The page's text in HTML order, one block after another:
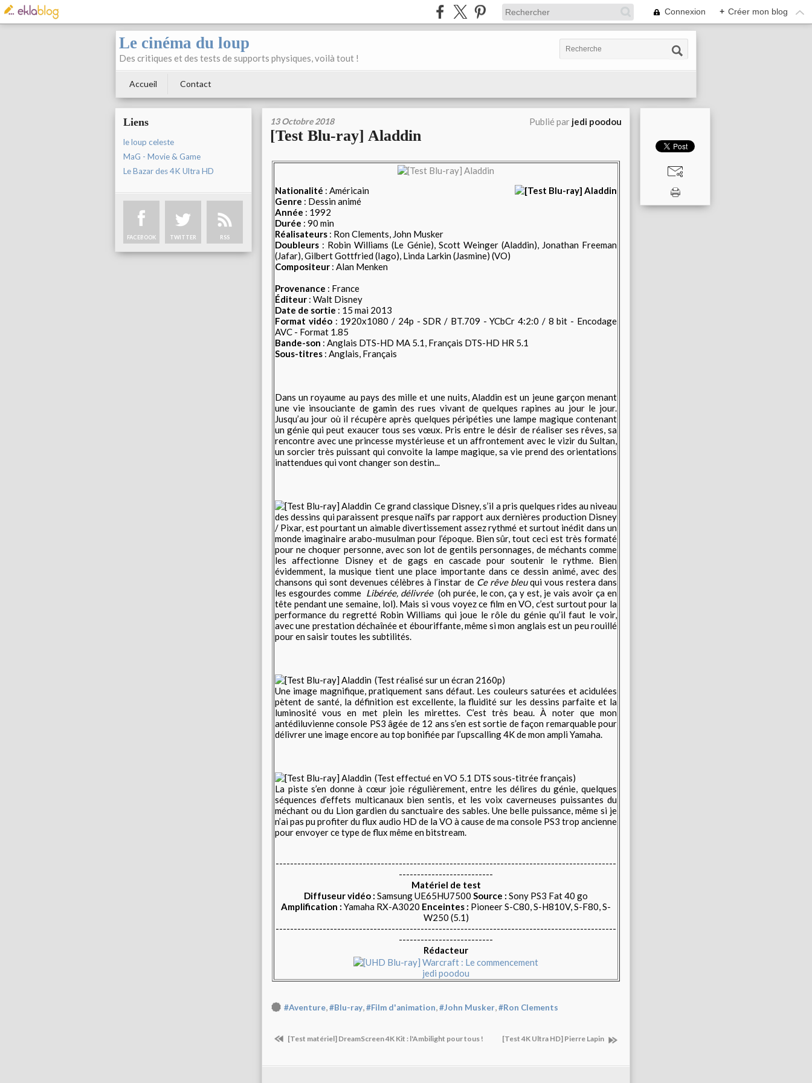
Connexion + Créer mon blog
Le cinéma du loup
Des critiques et des tests de supports physiques, voilà tout !
Accueil Contact
Liens
le loup celeste
MaG - Movie & Game
Le Bazar des 4K Ultra HD
FACEBOOK TWITTER RSS
13 Octobre 2018 Publié par jedi poodou
[Test Blu-ray] Aladdin
Nationalité : Américain
Genre : Dessin animé
Année : 1992
Durée : 90 min
Réalisateurs : Ron Clements, John Musker
Doubleurs : Robin Williams (Le Génie), Scott Weinger (Aladdin), Jonathan Freeman
(Jafar), Gilbert Gottfried (Iago), Linda Larkin (Jasmine) (VO)
Compositeur : Alan Menken
Provenance : France
Éditeur : Walt Disney
Date de sortie : 15 mai 2013
Format vidéo: 1920x1080 / 24p - SDR / BT.709 - YCbCr 4:2:0 / 8 bit - Encodage
AVC - Format 1.85
Bande-son : Anglais DTS-HD MA 5.1, Français DTS-HD HR 5.1
Sous-titres : Anglais, Français
Dans un royaume au pays des mille et une nuits, Aladdin est un jeune garçon menant
une vie insouciante de gamin des rues vivant de quelques rapines au jour le jour.
Jusqu’au jour où il récupère après quelques péripéties une lampe magique contenant
un génie qui peut exaucer tous ses vœux. Pris entre le désir de réaliser ses rêves, sa
rencontre avec une princesse mystérieuse et un affrontement avec le vizir du Sultan,
un sorcier très puissant qui convoite la lampe magique, sa vie prend des orientations
inattendues qui vont changer son destin...
Ce grand classique Disney, s’il a pris quelques rides au niveau
des dessins qui paraissent presque naïfs par rapport aux dernières production Disney
/ Pixar, est pourtant un aimable divertissement assez rythmé et surtout inédit dans un
monde imaginaire arabo-musulman pour l’époque. Bien sûr, tout ceci est très formaté
pour ne choquer personne, avec son lot de gentils personnages, de méchants comme
les affectionne Disney et de gags en cascade pour soutenir le rythme. Bien
évidemment, la musique tient une place importante dans ce dessin animé, avec des
chansons qui sont devenues célèbres à l’instar de Ce rêve bleuqui vous restera dans
les esgourdes comme Libérée, délivrée(oh purée, le con, ça y est, je vais avoir ça en
tête pendant une semaine, lol). Mais si vous voyez ce film en VO, c’est surtout pour la
performance du regretté Robin Williams qui joue le rôle du génie qu’il faut le voir,
avec une prestation déchaînée et ébouriffante, même si mon anglais est un peu rouillé
pour en saisir toutes les subtilités.
(Test réalisé sur un écran 2160p)
Une image magnifique, pratiquement sans défaut. Les couleurs saturées et acidulées
pètent de santé, la définition est excellente, la fluidité sur les dessins parfaite et la
luminosité vous en met plein les mirettes. C’est très beau. À noter que mon
antédiluvienne console PS3 âgée de 12 ans s’en est sortie de façon remarquable pour
délivrer une image encore au top bonifiée par l’upscalling 4K de mon ampli Yamaha.
(Test effectué en VO 5.1 DTS sous-titrée français)
La piste s’en donne à cœur joie régulièrement, entre les délires du génie, quelques
séquences d’effets multicanaux bien sentis, et les voix caverneuses puissantes du
méchant ou du Lion gardien du sanctuaire des sables. Une belle puissance, même si je
n’ai pas pu profiter du flux audio HD de la VO à cause de ma console PS3 trop ancienne
pour envoyer ce type de flux même en bitstream.
----------------------------------------------------------------------------------------------
--------------------------
Matériel de test
Diffuseur vidéo : Samsung UE65HU7500 Source : Sony PS3 Fat 40 go
Amplification : Yamaha RX-A3020 Enceintes : Pioneer S-C80, S-H810V, S-F80, S-
W250 (5.1)
----------------------------------------------------------------------------------------------
--------------------------
Rédacteur
jedi poodou
#Aventure,#Blu-ray,#Film d'animation,#John Musker,#Ron Clements
[Test matériel] DreamScreen 4K Kit : l'Ambilight pour tous ! [Test 4K Ultra HD] Pierre Lapin